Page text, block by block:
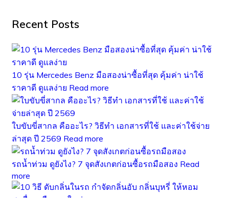
Recent Posts
10 รุ่น Mercedes Benz มือสองน่าซื้อที่สุด คุ้มค่า น่าใช้
ราคาดี ดูแลง่าย Read more
ใบขับขี่สากล คืออะไร? วิธีทำ เอกสารที่ใช้ และค่าใช้จ่าย
ล่าสุด ปี 2569 Read more
รถน้ำท่วม ดูยังไง? 7 จุดสังเกตก่อนซื้อรถมือสอง Read
more